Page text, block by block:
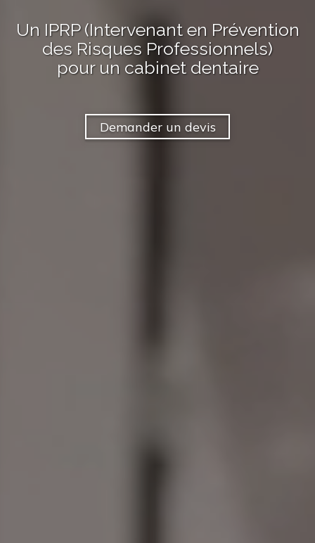
Un IPRP (Intervenant en Prévention
des Risques Professionnels)
pour un cabinet dentaire
Demander un devis